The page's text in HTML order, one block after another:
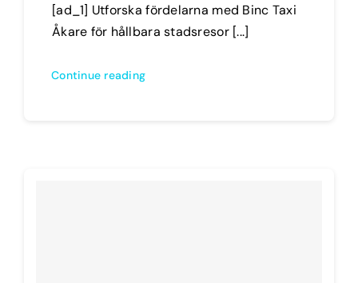
[ad_1] Utforska fördelarna med Binc Taxi
Åkare för hållbara stadsresor [...]
Continue reading